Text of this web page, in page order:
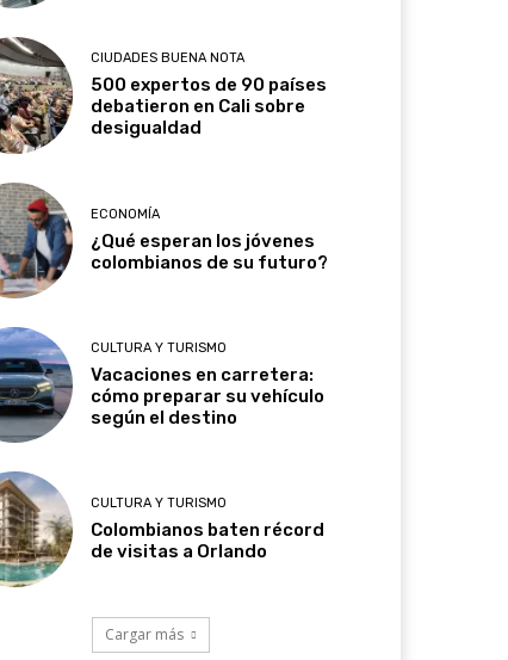
CIUDADES BUENA NOTA
500 expertos de 90 países
debatieron en Cali sobre
desigualdad
ECONOMÍA
¿Qué esperan los jóvenes
colombianos de su futuro?
CULTURA Y TURISMO
Vacaciones en carretera:
cómo preparar su vehículo
según el destino
CULTURA Y TURISMO
Colombianos baten récord
de visitas a Orlando
Cargar más